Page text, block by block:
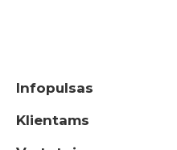
Infopulsas
Klientams